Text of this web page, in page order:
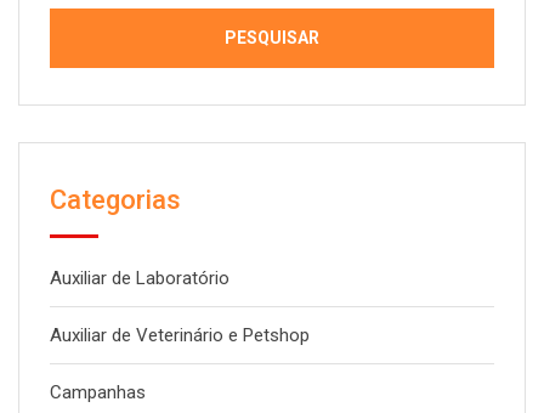
Categorias
Auxiliar de Laboratório
Auxiliar de Veterinário e Petshop
Campanhas